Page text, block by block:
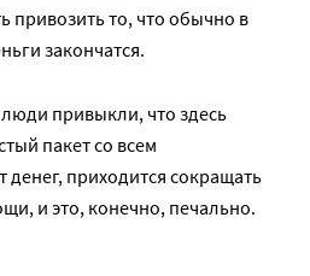
привозить то, что обычно в
закончатся.
привыкли, что здесь
пакет со всем
приходится сокращать
и это, конечно, печально.